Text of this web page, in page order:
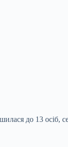
до 13 осіб,